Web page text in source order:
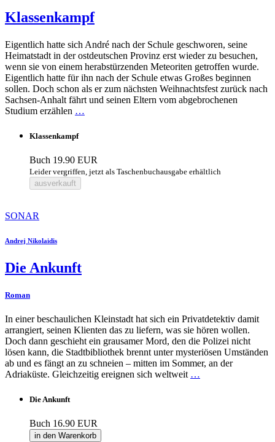
Klassenkampf
Eigentlich hatte sich André nach der Schule geschworen, seine
Heimatstadt in der ostdeutschen Provinz erst wieder zu besuchen,
wenn sie von einem herabstürzenden Meteoriten getroffen wurde.
Eigentlich hatte für ihn nach der Schule etwas Großes beginnen
sollen. Doch schon als er zum nächsten Weihnachtsfest zurück nach
Sachsen-Anhalt fährt und seinen Eltern vom abgebrochenen
Studium erzählen …
Klassenkampf
Buch 19.90 EUR
Leider vergriffen, jetzt als Taschenbuchausgabe erhältlich
ausverkauft
SONAR
Andrej Nikolaidis
Die Ankunft
Roman
In einer beschaulichen Kleinstadt hat sich ein Privatdetektiv damit
arrangiert, seinen Klienten das zu liefern, was sie hören wollen.
Doch dann geschieht ein grausamer Mord, den die Polizei nicht
lösen kann, die Stadtbibliothek brennt unter mysteriösen Umständen
ab und es fängt an zu schneien ‒ mitten im Sommer, an der
Adriaküste. Gleichzeitig ereignen sich weltweit …
Die Ankunft
Buch 16.90 EUR
in den Warenkorb